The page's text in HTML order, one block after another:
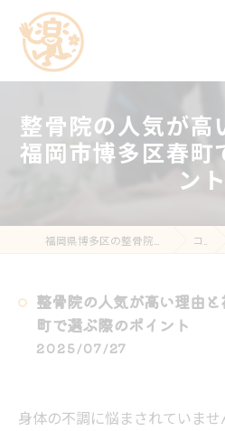
整骨院の人気が高
福岡市博多区春町
ント
コラム
整骨院の人気が高い理由
町で選ぶ際のポイント
2025/07/27
身体の不調に悩まされていま